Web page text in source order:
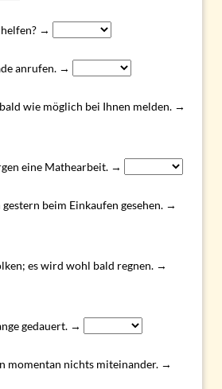
→
anrufen. →
wie möglich bei Ihnen melden. →
eine Mathearbeit. →
beim Einkaufen gesehen. →
es wird wohl bald regnen. →
gedauert. →
momentan nichts miteinander. →